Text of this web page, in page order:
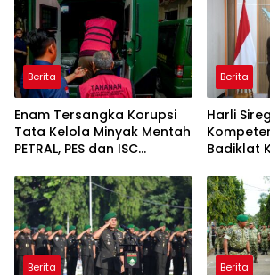
Berita
Enam Tersangka Korupsi
Tata Kelola Minyak Mentah
PETRAL, PES dan ISC
Umum
Berita
Harli
Badiklat
Berita Berita